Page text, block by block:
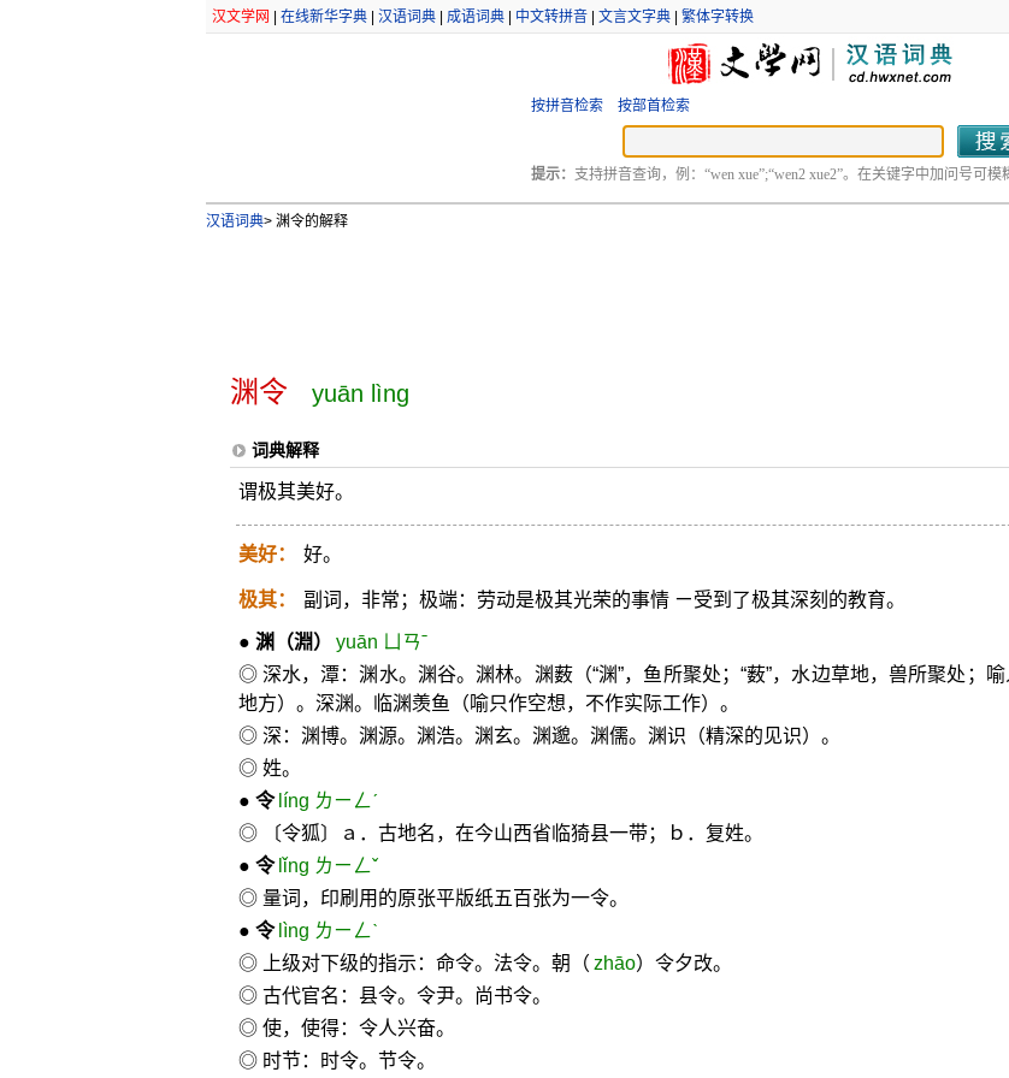
汉文学网 在线新华字典| 汉语词典| 成语词典| 中文转拼音| 文言文字典| 繁体字转换
按拼音检索 按部首检索
提示： 支持拼音查询，例：“wen xue”;“wen2 xue2”。在关键字中加问号可模
汉语词典>渊令的解释
渊令 yuān lìng
词典解释
谓极其美好。
美好： 好。
极其： 副词，非常；极端：劳动是极其光荣的事情 ㄧ受到了极其深刻的教育。
● 渊 （淵）
yuān ㄩㄢˉ
◎ 深水，潭：渊水。渊谷。渊林。渊薮（“渊”，鱼所聚处；“薮”，水边草地，兽所聚处；
地方）。深渊。临渊羡鱼（喻只作空想，不作实际工作）。
◎ 深：渊博。渊源。渊浩。渊玄。渊邈。渊儒。渊识（精深的见识）。
◎ 姓。
● 令 líng ㄌㄧㄥˊ
◎ 〔令狐〕ａ．古地名，在今山西省临猗县一带；ｂ．复姓。
● 令 lǐng ㄌㄧㄥˇ
◎ 量词，印刷用的原张平版纸五百张为一令。
● 令 lìng ㄌㄧㄥˋ
◎ 上级对下级的指示：命令。法令。朝（ zhāo）令夕改。
◎ 古代官名：县令。令尹。尚书令。
◎ 使，使得：令人兴奋。
◎ 时节：时令。节令。